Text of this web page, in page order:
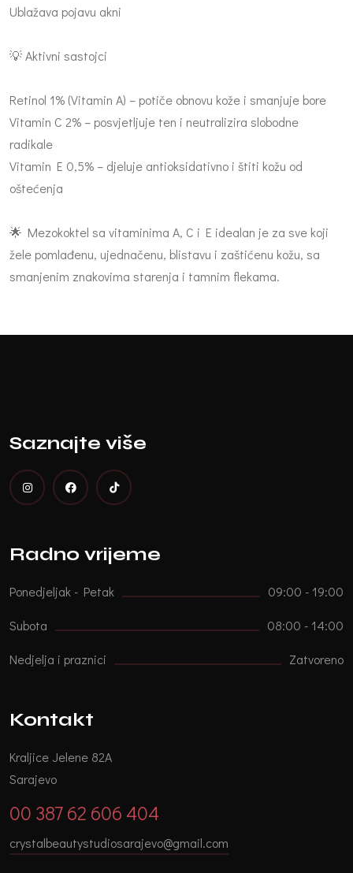
Ublažava pojavu akni
💡 Aktivni sastojci
Retinol 1% (Vitamin A) – potiče obnovu kože i smanjuje bore
Vitamin C 2% – posvjetljuje ten i neutralizira slobodne
radikale
Vitamin E 0,5% – djeluje antioksidativno i štiti kožu od
oštećenja
🌟 Mezokoktel sa vitaminima A, C i E idealan je za sve koji
žele pomlađenu, ujednačenu, blistavu i zaštićenu kožu, sa
smanjenim znakovima starenja i tamnim flekama.
Saznajte više
Radno vrijeme
Ponedjeljak - Petak 09:00 - 19:00
Subota 08:00 - 14:00
Nedjelja i praznici Zatvoreno
Kontakt
Kraljice Jelene 82A
Sarajevo
00 387 62 606 404
crystalbeautystudiosarajevo@gmail.com